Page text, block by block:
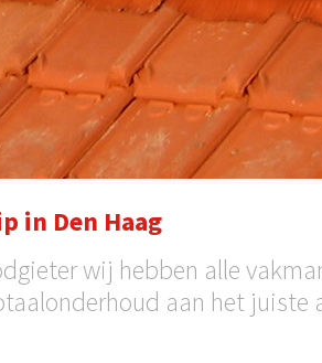
in Den Haag
wij hebben alle
aan het juiste